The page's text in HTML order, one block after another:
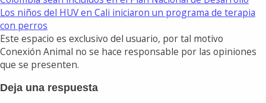
Los niños del HUV en Cali iniciaron un programa de terapia
con perros
Este espacio es exclusivo del usuario, por tal motivo
Conexión Animal no se hace responsable por las opiniones
que se presenten.
Deja una respuesta